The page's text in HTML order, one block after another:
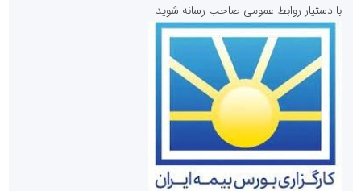
روابط عمومی خبرگزاری گزارش خبر
با دستیار روابط عمومی صاحب رسانه شوید